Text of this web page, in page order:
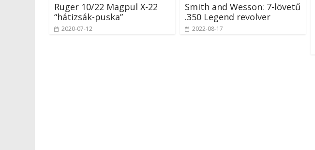
Ruger 10/22 Magpul X-22
“hátizsák-puska”
2020-07-12
Smith and Wesson: 7-lövetű
.350 Legend revolver
2022-08-17